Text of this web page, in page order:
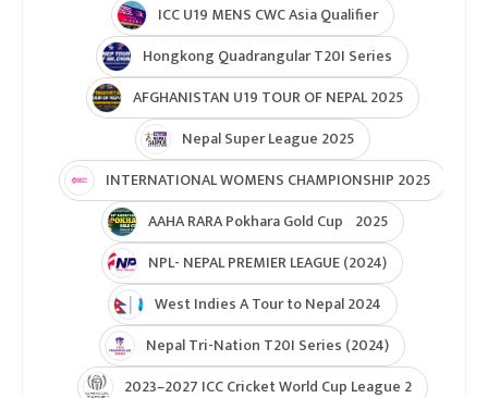
ICC U19 MENS CWC Asia Qualifier
Hongkong Quadrangular T20I Series
AFGHANISTAN U19 TOUR OF NEPAL 2025
Nepal Super League 2025
INTERNATIONAL WOMENS CHAMPIONSHIP 2025
AAHA RARA Pokhara Gold Cup 2025
NPL- NEPAL PREMIER LEAGUE (2024)
West Indies A Tour to Nepal 2024
Nepal Tri-Nation T20I Series (2024)
2023–2027 ICC Cricket World Cup League 2